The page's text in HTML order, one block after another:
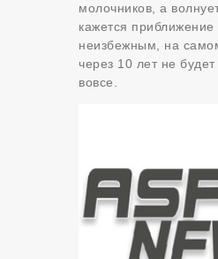
молочников, а
кажется
неизбежным, на
через 10 лет не
вовсе.